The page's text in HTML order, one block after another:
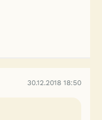
30.12.2018 18:50